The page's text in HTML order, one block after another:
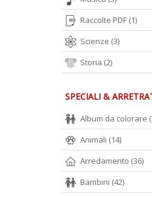
Della Wanderlust
Digitale
2.90 €
5.90 €
Raccolte PDF (1)
Scienze (3)
Storia (2)
SPECIALI &
Album da colorare
Animali (14)
Arredamento (36)
Bambini (42)